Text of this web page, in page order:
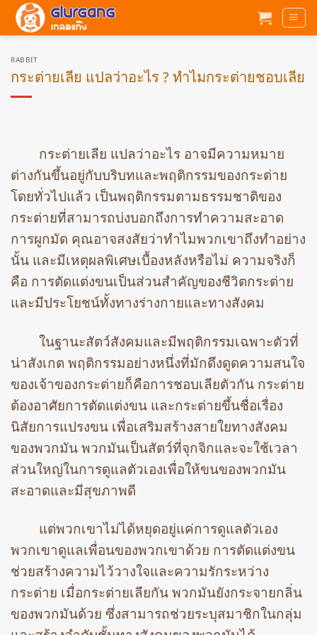
ข้าม
เนื้อหา
RABBIT
กระต่ายเลีย แปลว่าอะไร ? ทำไมกระต่ายชอบเลีย
กระต่ายเลีย แปลว่าอะไร อาจมีความหมาย
ต่างกันขึ้นอยู่กับบริบทและพฤติกรรมของกระต่าย
โดยทั่วไปแล้ว เป็นพฤติกรรมตามธรรมชาติของ
กระต่ายที่สามารถบ่งบอกถึงการทำความสะอาด
การผูกมัด คุณอาจสงสัยว่าทำไมพวกเขาถึงทำอย่าง
นั้น และมีเหตุผลพิเศษเบื้องหลังหรือไม่ ความจริงก็
คือ การตัดแต่งขนเป็นส่วนสำคัญของชีวิตกระต่าย
และมีประโยชน์ทั้งทางร่างกายและทางสังคม
ในฐานะสัตว์สังคมและมีพฤติกรรมเฉพาะตัวที่
น่าสังเกต พฤติกรรมอย่างหนึ่งที่มักดึงดูดความสนใจ
ของเจ้าของกระต่ายก็คือการชอบเลียตัวกัน กระต่าย
ต้องอาศัยการตัดแต่งขน และกระต่ายขึ้นชื่อเรื่อง
นิสัยการแปรงขน เพื่อเสริมสร้างสายใยทางสังคม
ของพวกมัน พวกมันเป็นสัตว์ที่จุกจิกและจะใช้เวลา
ส่วนใหญ่ในการดูแลตัวเองเพื่อให้ขนของพวกมัน
สะอาดและมีสุขภาพดี
แต่พวกเขาไม่ได้หยุดอยู่แค่การดูแลตัวเอง
พวกเขาดูแลเพื่อนของพวกเขาด้วย การตัดแต่งขน
ช่วยสร้างความไว้วางใจและความรักระหว่าง
กระต่าย เมื่อกระต่ายเลียกัน พวกมันยังกระจายกลิ่น
ของพวกมันด้วย ซึ่งสามารถช่วยระบุสมาชิกในกลุ่ม